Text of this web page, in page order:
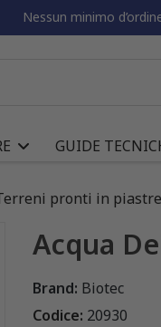
Nessun minimo
GUIDE
pronti in
Acqua
Brand: Biotec
Codice: 20930